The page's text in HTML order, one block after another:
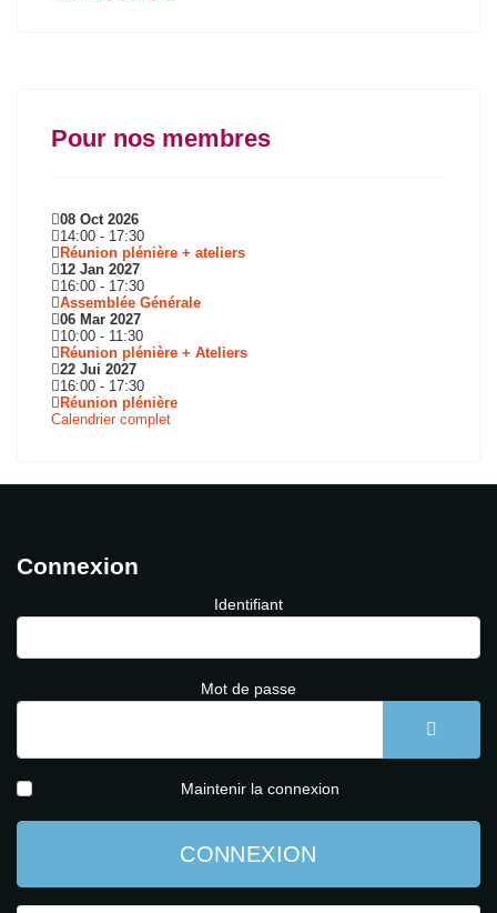
Pour nos membres
08 Oct 2026
14:00 - 17:30
Réunion plénière + ateliers
12 Jan 2027
16:00 - 17:30
Assemblée Générale
06 Mar 2027
10:00 - 11:30
Réunion plénière + Ateliers
22 Jui 2027
16:00 - 17:30
Réunion plénière
Calendrier complet
Connexion
Identifiant
Mot de passe
Maintenir la connexion
CONNEXION